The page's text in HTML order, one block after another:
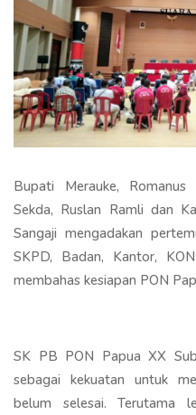
Bupati Merauke,
Sekda, Ruslan Ramli dan
Sangaji mengadakan
SKPD, Badan, Kantor,
membahas kesiapan PON
SK PB PON Papua XX
sebagai kekuatan untuk
belum selesai. Terutama